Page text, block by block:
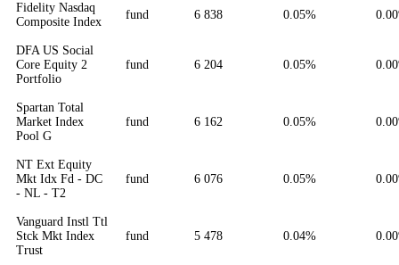
Fidelity Nasdaq
Composite Index
fund 6 838 0.05%
DFA US Social
Core Equity 2
Portfolio
fund 6 204 0.05%
Spartan Total
Market Index
Pool G
fund 6 162 0.05%
NT Ext Equity
Mkt Idx Fd - DC
- NL - T2
fund 6 076 0.05%
Vanguard Instl Ttl
Stck Mkt Index
Trust
fund 5 478 0.04%